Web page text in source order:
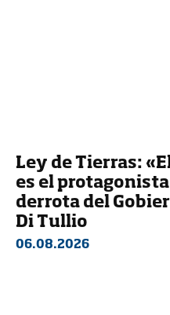
Ley de Tierras:
es el
derrota del
Di Tullio
06.08.2026